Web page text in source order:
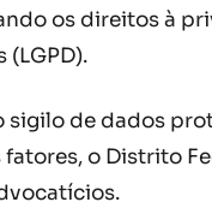
os direitos à
(LGPD).
de dados
o Distrito